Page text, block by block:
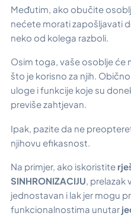
Međutim, ako obučite
nećete morati zapošljavati
neko od kolega razboli.
Osim toga, vaše osoblje će
što je korisno za njih.
uloge i funkcije koje su
previše zahtjevan.
Ipak, pazite da ne
njihovu efikasnost.
Na primjer, ako iskoristite
SINHRONIZACIJU, prelazak
jednostavan i lak jer mogu
funkcionalnostima unutar